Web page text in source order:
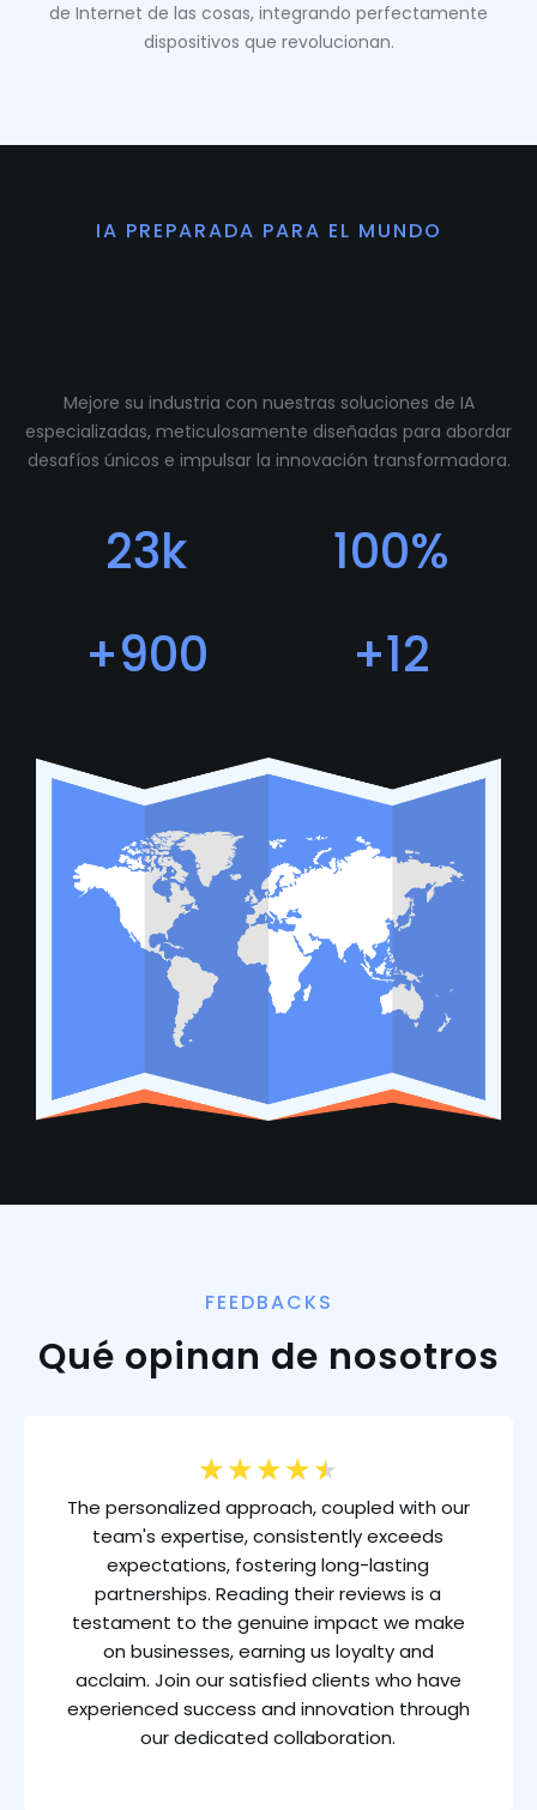
de Internet de las cosas, integrando perfectamente
dispositivos que revolucionan.
IA PREPARADA PARA EL MUNDO
Mejore su industria con nuestras soluciones de IA
especializadas, meticulosamente diseñadas para abordar
desafíos únicos e impulsar la innovación transformadora.
23k 100%
+900 +12
FEEDBACKS
Qué opinan de nosotros
★ ★ ★ ★ ★
The personalized approach, coupled with our
team's expertise, consistently exceeds
expectations, fostering long-lasting
partnerships. Reading their reviews is a
testament to the genuine impact we make
on businesses, earning us loyalty and
acclaim. Join our satisfied clients who have
experienced success and innovation through
our dedicated collaboration.